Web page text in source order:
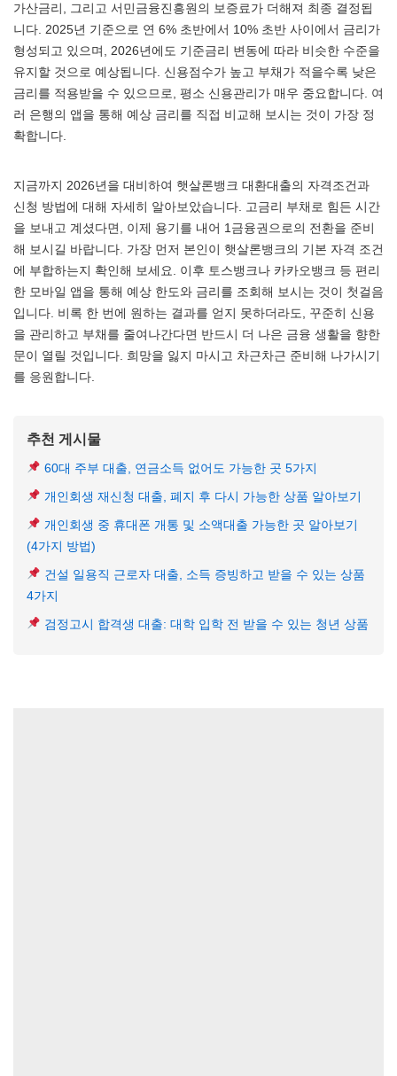
가산금리, 그리고 서민금융진흥원의 보증료가 더해져 최종 결정됩
니다. 2025년 기준으로 연 6% 초반에서 10% 초반 사이에서 금리가
형성되고 있으며, 2026년에도 기준금리 변동에 따라 비슷한 수준을
유지할 것으로 예상됩니다. 신용점수가 높고 부채가 적을수록 낮은
금리를 적용받을 수 있으므로, 평소 신용관리가 매우 중요합니다. 여
러 은행의 앱을 통해 예상 금리를 직접 비교해 보시는 것이 가장 정
확합니다.
지금까지 2026년을 대비하여 햇살론뱅크 대환대출의 자격조건과
신청 방법에 대해 자세히 알아보았습니다. 고금리 부채로 힘든 시간
을 보내고 계셨다면, 이제 용기를 내어 1금융권으로의 전환을 준비
해 보시길 바랍니다. 가장 먼저 본인이 햇살론뱅크의 기본 자격 조건
에 부합하는지 확인해 보세요. 이후 토스뱅크나 카카오뱅크 등 편리
한 모바일 앱을 통해 예상 한도와 금리를 조회해 보시는 것이 첫걸음
입니다. 비록 한 번에 원하는 결과를 얻지 못하더라도, 꾸준히 신용
을 관리하고 부채를 줄여나간다면 반드시 더 나은 금융 생활을 향한
문이 열릴 것입니다. 희망을 잃지 마시고 차근차근 준비해 나가시기
를 응원합니다.
추천 게시물
60대 주부 대출, 연금소득 없어도 가능한 곳 5가지
개인회생 재신청 대출, 폐지 후 다시 가능한 상품 알아보기
개인회생 중 휴대폰 개통 및 소액대출 가능한 곳 알아보기
(4가지 방법)
건설 일용직 근로자 대출, 소득 증빙하고 받을 수 있는 상품
4가지
검정고시 합격생 대출: 대학 입학 전 받을 수 있는 청년 상품